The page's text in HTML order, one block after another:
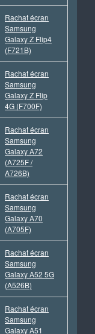
Rachat écran
Samsung
Galaxy Z Flip4
(F721B)
Rachat écran
Samsung
Galaxy Z Flip
4G (F700F)
Rachat écran
Samsung
Galaxy A72
(A725F /
A726B)
Rachat écran
Samsung
Galaxy A70
(A705F)
Rachat écran
Samsung
Galaxy A52 5G
(A526B)
Rachat écran
Samsung
Galaxy A51